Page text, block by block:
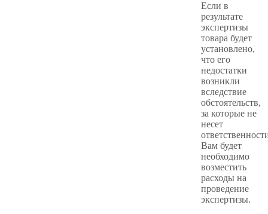
Если в
результате
экспертизы
товара будет
установлено,
что его
недостатки
возникли
вследствие
обстоятельств,
за которые не
несет
Вам будет
необходимо
возместить
расходы на
проведение
экспертизы.